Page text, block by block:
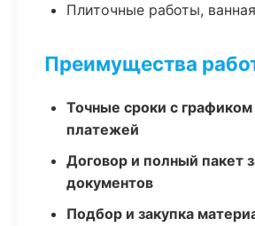
Плиточные работы,
Преимущества
Точные сроки с графиком
платежей
Договор и полный пакет
документов
Подбор и закупка